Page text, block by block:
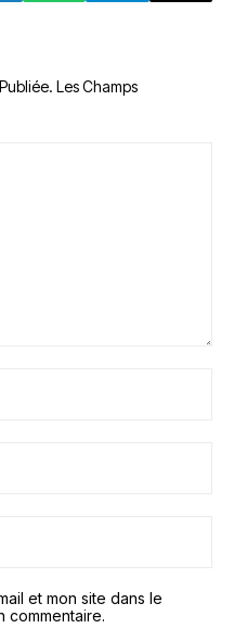
Les Champs
et mon site dans le
commentaire.